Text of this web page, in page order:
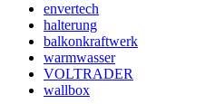
envertech
halterung
balkonkraftwerk
warmwasser
VOLTRADER
wallbox